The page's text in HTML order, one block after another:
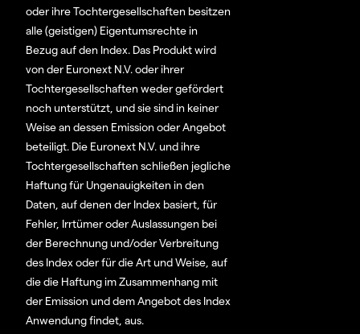
oder ihre Tochtergesellschaften besitzen
alle (geistigen) Eigentumsrechte in
Bezug auf den Index. Das Produkt wird
von der Euronext N.V. oder ihrer
Tochtergesellschaften weder gefördert
noch unterstützt, und sie sind in keiner
Weise an dessen Emission oder Angebot
beteiligt. Die Euronext N.V. und ihre
Tochtergesellschaften schließen jegliche
Haftung für Ungenauigkeiten in den
Daten, auf denen der Index basiert, für
Fehler, Irrtümer oder Auslassungen bei
der Berechnung und/oder Verbreitung
des Index oder für die Art und Weise, auf
die die Haftung im Zusammenhang mit
der Emission und dem Angebot des Index
Anwendung findet, aus.